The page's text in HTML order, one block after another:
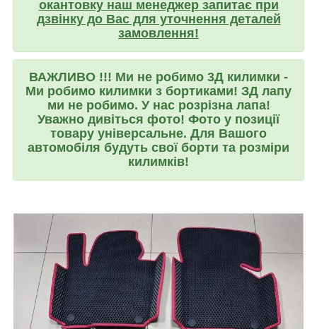
окантовку наш менеджер запитає при
дзвінку до Вас для уточнення деталей
замовлення!
ВАЖЛИВО !!! Ми не робимо 3Д килимки -
Ми робимо килимки з бортиками! ЗД лапу
ми не робимо. У нас розрізна лапа!
Уважно дивіться фото! Фото у позиції
товару універсальне. Для Вашого
автомобіля будуть свої борти та розміри
килимків!